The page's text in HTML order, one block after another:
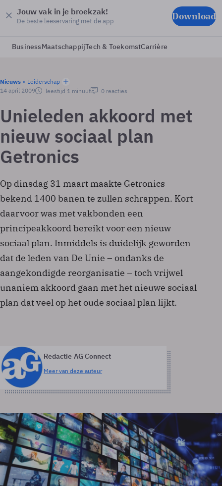
Jouw vak in je broekzak!
De beste leeservaring met de app Download
BusinessMaatschappijTech & ToekomstCarrière
Nieuws
Leiderschap
14 april 2009
leestijd 1 minuut 0 reacties
Unieleden akkoord met
nieuw sociaal plan
Getronics
Op dinsdag 31 maart maakte Getronics
bekend 1400 banen te zullen schrappen. Kort
daarvoor was met vakbonden een
principeakkoord bereikt voor een nieuw
sociaal plan. Inmiddels is duidelijk geworden
dat de leden van De Unie – ondanks de
aangekondigde reorganisatie – toch vrijwel
unaniem akkoord gaan met het nieuwe sociaal
plan dat veel op het oude sociaal plan lijkt.
Redactie AG Connect
Meer van deze auteur